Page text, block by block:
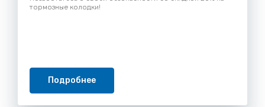
тормозные колодки!
Подробнее